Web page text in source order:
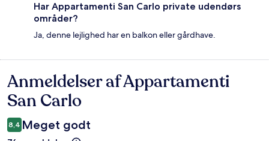
Har Appartamenti San Carlo private udendørs
områder?
Ja, denne lejlighed har en balkon eller gårdhave.
Anmeldelser
Anmeldelser af Appartamenti
San Carlo
8,4 Meget godt